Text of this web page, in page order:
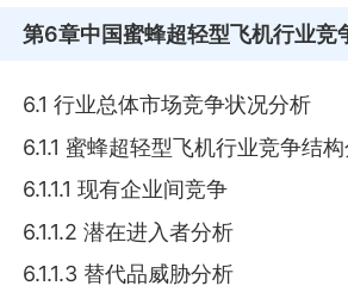
第6章中国蜜蜂超轻型飞机行业竞
6.1 行业总体市场竞争状况分析
6.1.1 蜜蜂超轻型飞机行业竞争结
6.1.1.1 现有企业间竞争
6.1.1.2 潜在进入者分析
6.1.1.3 替代品威胁分析